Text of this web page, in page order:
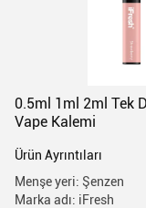
0.5ml 1ml 2ml Tek
Vape Kalemi
Ürün Ayrıntıları
Menşe yeri: Şenzen
Marka adı: iFresh